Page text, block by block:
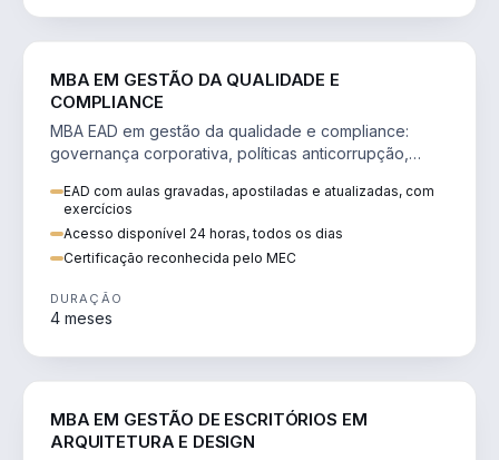
MBA EM GESTÃO DA QUALIDADE E
COMPLIANCE
MBA EAD em gestão da qualidade e compliance:
governança corporativa, políticas anticorrupção,
EAD com aulas gravadas, apostiladas e atualizadas, com
exercícios
Acesso disponível 24 horas, todos os dias
Certificação reconhecida pelo MEC
DURAÇÃO
4 meses
MBA EM GESTÃO DE ESCRITÓRIOS EM
ARQUITETURA E DESIGN